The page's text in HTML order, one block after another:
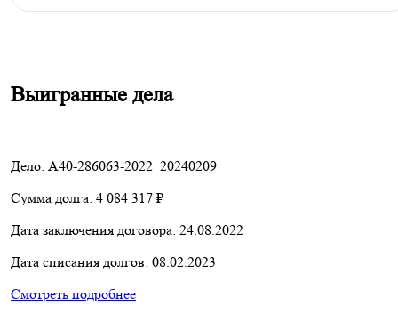
Выигранные дела
Дело: A40-286063-2022_20240209
Сумма долга: 4 084 317 ₽
Дата заключения договора: 24.08.2022
Дата списания долгов: 08.02.2023
Смотреть подробнее